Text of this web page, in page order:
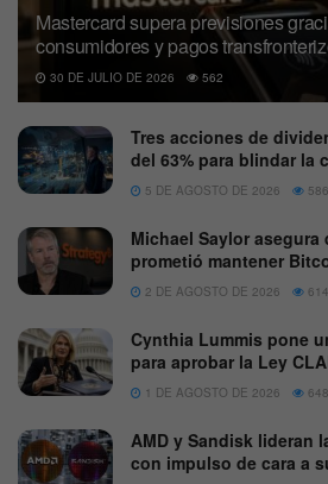
Mastercard supera previsiones
consumidores y pagos
30 DE JULIO DE 2026 562
Tres acciones de
del 63% para blindar la
5 DE AGOSTO DE 2026 586
Michael Saylor
prometió mantener
2 DE AGOSTO DE 2026 614
Cynthia Lummis pone
para aprobar la Ley
1 DE AGOSTO DE 2026 648
AMD y Sandisk lideran
con impulso de cara a